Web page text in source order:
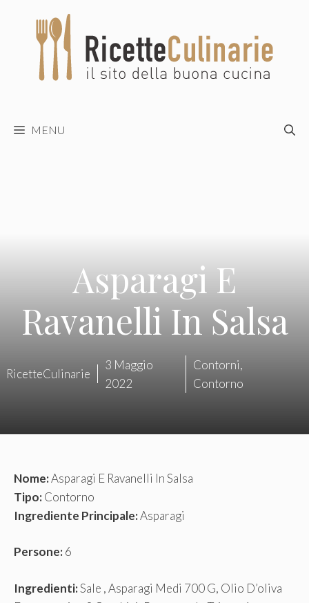
contenuto
MENU
Asparagi E
Ravanelli In Salsa
RicetteCulinarie
3 Maggio
2022
Contorni,
Contorno
Nome:Asparagi E Ravanelli In Salsa
Tipo:Contorno
Ingrediente Principale:Asparagi
Persone:6
Ingredienti:Sale , Asparagi Medi 700 G, Olio D’oliva